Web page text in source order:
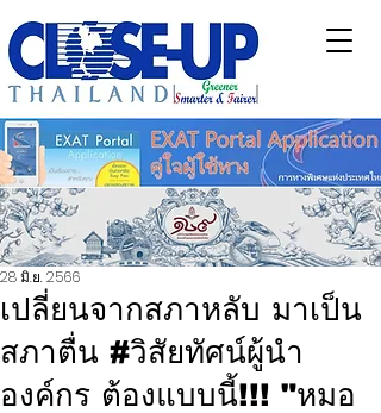
เปลี่ยนจากสภาหลับ มาเป็น
สภาตื่น #วิสัยทัศน์ผู้นำ
องค์กร ต้องแบบนี้!!! "หมอ
28 มิ.ย. 2566